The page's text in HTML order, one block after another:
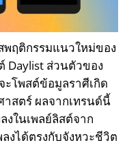
พฤติกรรมแนวใหม่ของ
Daylist ส่วนตัวของ
โพสต์ข้อมูลราศีเกิด
สตร์ ผลจากเทรนด์นี้
งในเพลย์ลิสต์จาก
งได้ตรงกับจังหวะชีวิต